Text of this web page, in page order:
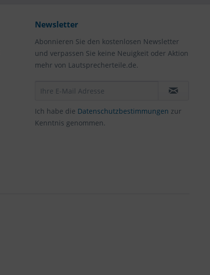
Newsletter
Abonnieren Sie den kostenlosen Newsletter
und verpassen Sie keine Neuigkeit oder Aktion
mehr von Lautsprecherteile.de.
Ich habe die Datenschutzbestimmungen zur
Kenntnis genommen.